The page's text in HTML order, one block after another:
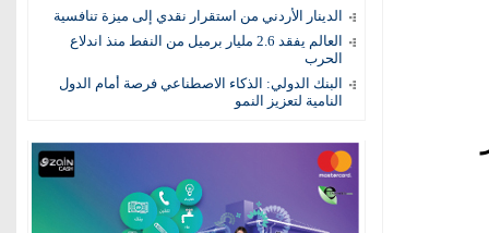
الدينار الأردني من استقرار نقدي إلى ميزة تنافسية
العالم يفقد 2.6 مليار برميل من النفط منذ اندلاع
الحرب
البنك الدولي: الذكاء الاصطناعي فرصة أمام الدول
النامية لتعزيز النمو